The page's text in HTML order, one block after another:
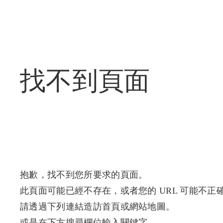
找不到頁面
抱歉，找不到您所要求的頁面。
此頁面可能已經不存在，或者您的 URL 可能不正
請透過下列連結造訪首頁或網站地圖。